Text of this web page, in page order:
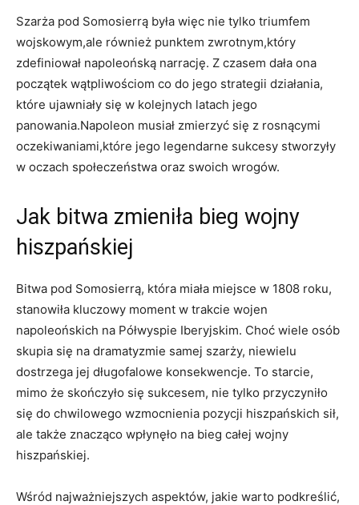
Szarża pod Somosierrą była więc nie tylko triumfem
wojskowym,ale również⁢ punktem zwrotnym,który
zdefiniował napoleońską narrację. Z czasem dała ⁣ona
początek wątpliwościom co do jego strategii działania,
które​ ujawniały się w kolejnych ⁢latach jego
‍panowania.Napoleon musiał ⁣zmierzyć się z rosnącymi
oczekiwaniami,które jego legendarne sukcesy stworzyły
w oczach społeczeństwa⁤ oraz swoich wrogów.
Jak bitwa zmieniła bieg wojny
hiszpańskiej
Bitwa pod ⁣Somosierrą, która miała miejsce w 1808 ‌roku,
‌stanowiła⁢ kluczowy moment w trakcie wojen
napoleońskich na Półwyspie Iberyjskim. Choć wiele osób
skupia się ‌na dramatyzmie samej szarży, niewielu
dostrzega jej długofalowe konsekwencje. ‌To⁣ starcie,
mimo ​że skończyło się sukcesem, nie tylko⁣ przyczyniło
się do chwilowego wzmocnienia pozycji hiszpańskich sił,
ale także znacząco wpłynęło na⁣ bieg całej wojny
hiszpańskiej.
Wśród najważniejszych aspektów, jakie warto podkreślić,⁢